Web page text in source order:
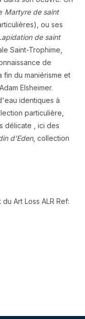
Martyre de saint
ou ses
de saint
Saint-Trophime,
de
fin du maniérisme et
Elsheimer.
identiques à
particulière,
délicate
, ici des
d'Eden, collection
Art Loss ALR Ref: